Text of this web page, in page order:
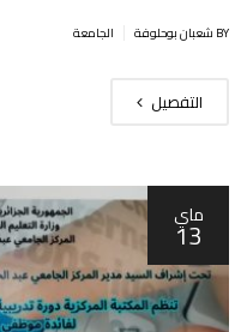
BY شعبان بوحلوفة الجامعة
التفصيل
ماي
13